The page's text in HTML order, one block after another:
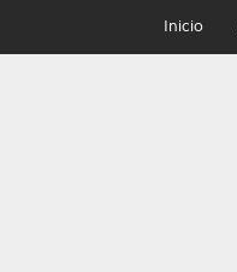
Inicio